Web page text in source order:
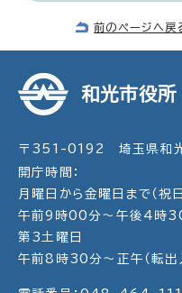
前のページへ戻
和光市役所
〒351-0192 埼玉県和
開庁時間：
月曜日から金曜日まで（祝
午前9時00分～午後4時
第3土曜日
午前8時30分～正午（転出